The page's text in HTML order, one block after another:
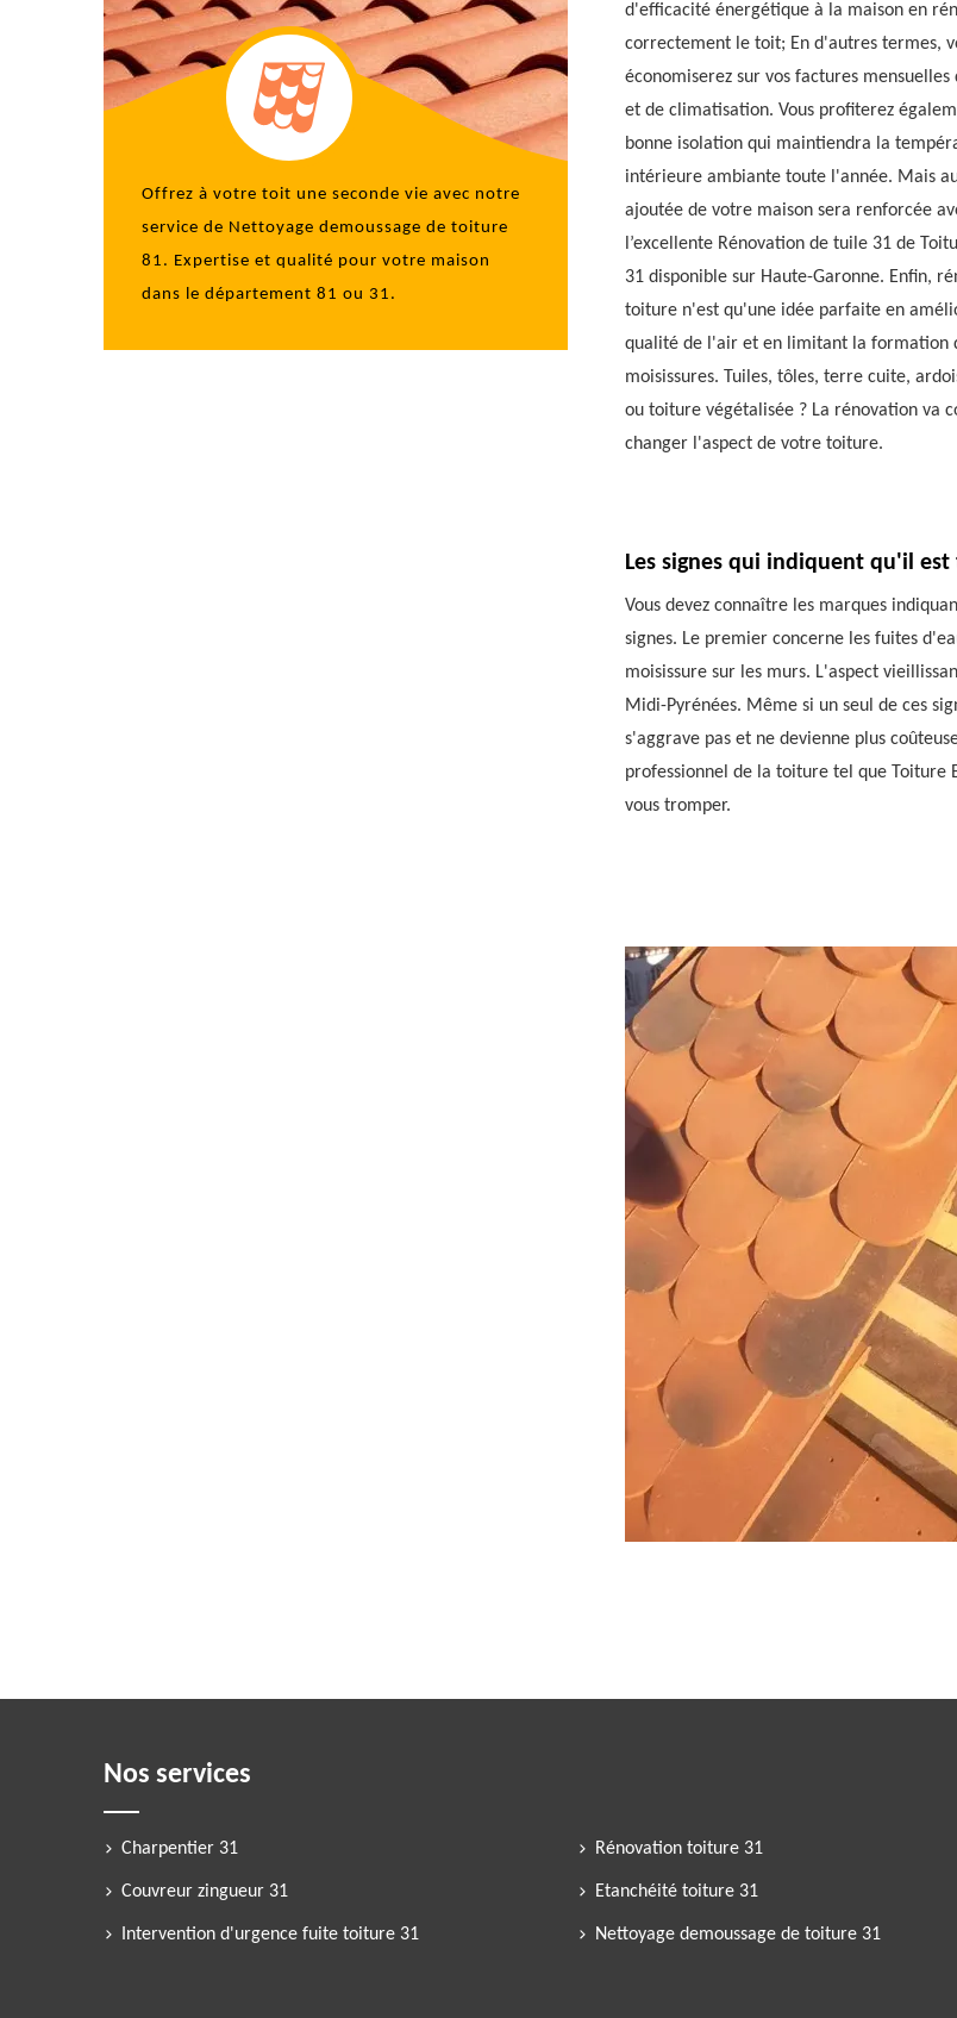
Offrez à votre toit une seconde vie avec notre
service de Nettoyage demoussage de toiture
81 . Expertise et qualité pour votre maison
dans le département 81 ou 31.
d'efficacité énergétique à la maison en
correctement le toit; En d'autres termes,
économiserez sur vos factures mensuelles
et de climatisation. Vous profiterez
bonne isolation qui maintiendra la
intérieure ambiante toute l'année. Mais
ajoutée de votre maison sera renforcée
l’excellente Rénovation de tuile 31 de
31 disponible sur Haute-Garonne. Enfin,
toiture n'est qu'une idée parfaite en
qualité de l'air et en limitant la formation
moisissures. Tuiles, tôles, terre cuite,
ou toiture végétalisée ? La rénovation va
changer l'aspect de votre toiture.
Les signes qui indiquent qu'il
Vous devez connaître les marques
signes. Le premier concerne les fuites
moisissure sur les murs. L'aspect
Midi-Pyrénées. Même si un seul de ces
s'aggrave pas et ne devienne plus
professionnel de la toiture tel que Toiture
vous tromper.
Notre offre de devis rénovation toiture 31 sur
Haute-Garonne
Rénover la toiture est sûrement un gros investissement, c’est
pourquoi Toiture Evasion 31 s'assure de fournir un service
qualité à un prix compétitif. Nous vous fournirons un devis
détaillé et personnalisé avant d'entreprendre les travaux, et
essaierons de travailler dans les délais fixés afin que vous
puissiez avoir votre toiture en bonne santé à temps. En
confiant votre projet à nos couvreurs spécialisés à Muret
31600, vous pouvez être sereins. N'hésitez plus, vous pouvez
nous contacter dès maintenant pour demander votre devis
Nos services
Charpentier 31
Couvreur zingueur 31
Intervention d'urgence fuite toiture 31
Rénovation toiture 31
Etanchéité toiture 31
Nettoyage demoussage de toiture 31